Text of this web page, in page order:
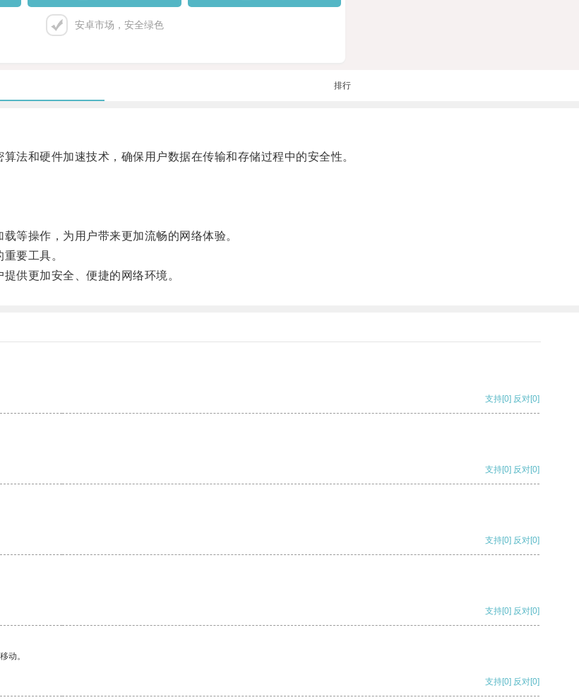
安卓市场，安全绿色
排行
和硬件加速技术，确保用户数据在传输和存储过程中的安全性。
操作，为用户带来更加流畅的网络体验。
要工具。
供更加安全、便捷的网络环境。
支持[0] 反对[0]
支持[0] 反对[0]
支持[0] 反对[0]
支持[0] 反对[0]
动。
支持[0] 反对[0]